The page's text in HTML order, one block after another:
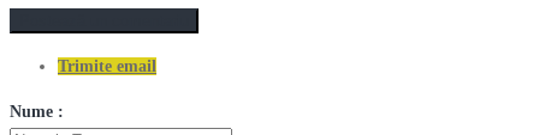
Trimite email
Nume :